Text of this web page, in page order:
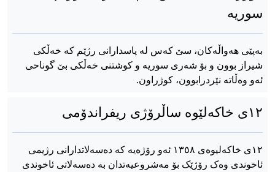
سوریە
بەپێی هەواڵەکان، سێ کەس لە پاسدارانی رژێم کە خەڵکی
شیراز بوون و بۆ شەری سوریە و کوشتنی خەڵکی بێ گوناحی
ئەو وەڵاتە نێردرابوون، کوژراون.
١٢ی خاکه‌لێوه‌ ساڵرۆژی ریفراندۆمی
١٢ی خاکه‌لیوه‌ی ١٣٥٨ ئه‌و رۆژه‌یه‌ که‌ ده‌سه‌لاتدارانی رژیمی
ئاخوندی وه‌ک رۆژێک بۆ مه‌شروعیه‌تدان به‌ ده‌سه‌لاتی ئاخوندی